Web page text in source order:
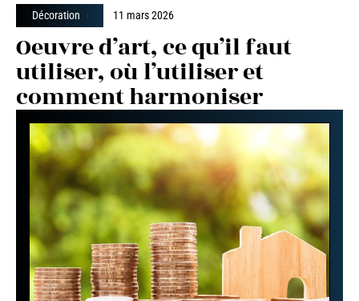
Décoration 11 mars 2026
Oeuvre d’art, ce qu’il faut
utiliser, où l’utiliser et
comment harmoniser